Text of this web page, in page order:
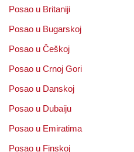
Posao u Britaniji
Posao u Bugarskoj
Posao u Češkoj
Posao u Crnoj Gori
Posao u Danskoj
Posao u Dubaiju
Posao u Emiratima
Posao u Finskoj